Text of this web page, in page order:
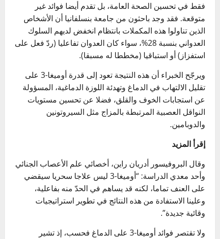
فقط في تحسين الصحة العامة، بل تقدم أيضا فوائد غير
متوقعة. فقد وجد باحثون من جامعة بنسلفانيا أن الأشخاص
الذين تناولوا هذه المكملات بانتظام انخفض لديهم السلوك
العدواني بنسبة 28%، سواء كان العدوان تفاعليا (ردّ فعل على
استفزاز) أو استباقيا (مخططا له مسبقا).
ويرجّح الخبراء أن هذه النتيجة تعود إلى قدرة أوميغا-3 على
تقليل الالتهاب في الدماغ وتهدئة اللوزة الدماغية، المسؤولة
عن استجابات الخوف والقلق، فضلا عن تحسين مستويات
النواقل العصبية المرتبطة بالمزاج مثل السيروتونين
والدوبامين.
إقرأ المزيد
وقال البروفيسور أدريان راين، أخصائي علم الأعصاب الجنائي
وأحد معدي الدراسة: “أوميغا-3 ليس علاجا سحريا سيقضي
على العنف تماما، لكنه قد يساهم في الحدّ منه بفاعلية،
وعلينا الاستفادة من هذه النتائج في تطوير استراتيجيات
وقائية جديدة”.
ولا تقتصر فوائد أوميغا-3 على الدماغ فحسب، إذ تشير